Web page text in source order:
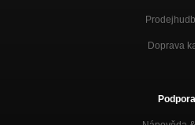
Doprava
Podpora